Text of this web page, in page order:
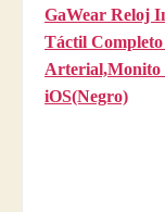
GaWear Reloj
Táctil
Arterial,Monito
iOS(Negro)